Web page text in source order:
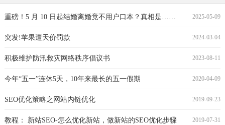
2025-05-09
重磅！5 月 10 日起结婚离婚竟不用户口本？真相是……
2024-03-04
突发!苹果遭天价罚款
2023-08-11
积极维护防汛救灾网络秩序倡议书
2020-04-09
今年“五一”连休5天，10年来最长的五一假期
2019-09-23
SEO优化策略之网站内链优化
2019-07-31
教程： 新站SEO-怎么优化新站，做新站的SEO优化步骤